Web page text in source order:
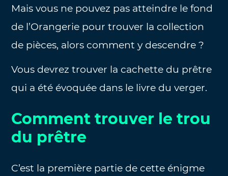
Mais vous ne pouvez pas atteindre le fond
de l’Orangerie pour trouver la collection
de pièces, alors comment y descendre ?
Vous devrez trouver la cachette du prêtre
qui a été évoquée dans le livre du verger.
Comment trouver le trou
du prêtre
C’est la première partie de cette énigme